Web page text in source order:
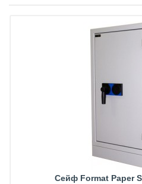
Сейф Format Paper